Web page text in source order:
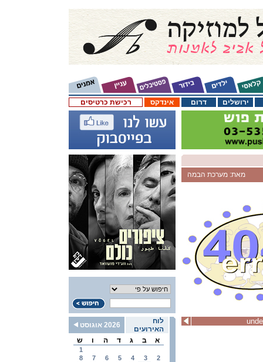
רכישת כרטיסים אינדקס דרום ירושלים
לוח
האירועים
2026 אוגוסט
א
ב ג ד ה ו ש
1
2
3
4
5
6
7
8
מאת: מערכת הבמה